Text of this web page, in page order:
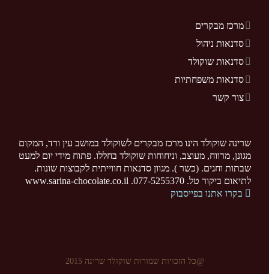
מרכז מבקרים
סדנאות ניהול
סדנאות שוקולד
סדנאות משפחתיות
צור קשר
שרינה שוקולד הינו מרכז מבקרים לשוקולד במושב עין ורד, המקום
מגונן, מרווח, מעוצב, וניחוחות שוקולד בחללו. פתוח מידי יום למעט
שבתות וחגים. (כשר ). מגוון סדנאות חווייתית לקבוצות שונות.
לתיאום ביקור טל. 077-5255370. www.sarina-chocolate.co.il
בקרו אתנו בפייסבוק
@כל הזכויות שמורות שוקולד שרינה 2015